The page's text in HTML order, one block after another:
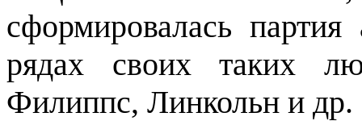
сформировалась
рядах своих таких
Филиппс, Линкольн и др.